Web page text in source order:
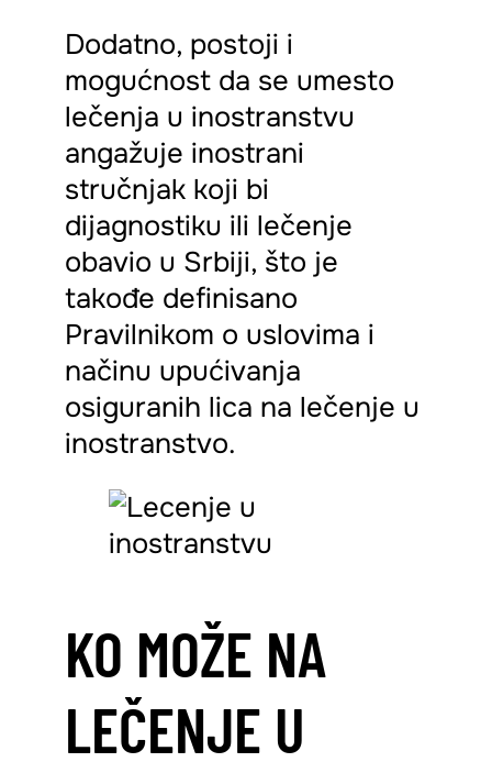
Dodatno, postoji i
mogućnost da se umesto
lečenja u inostranstvu
angažuje inostrani
stručnjak koji bi
dijagnostiku ili lečenje
obavio u Srbiji, što je
takođe definisano
Pravilnikom o uslovima i
načinu upućivanja
osiguranih lica na lečenje u
inostranstvo.
KO MOŽE NA
LEČENJE U